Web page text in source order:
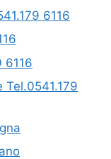
6116
6116
Tel.0541.179